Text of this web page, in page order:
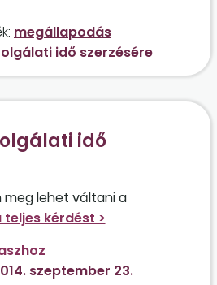
megállapodás
idő szerzésére
idő
meg lehet váltani a
éveket?
szeptember 23.